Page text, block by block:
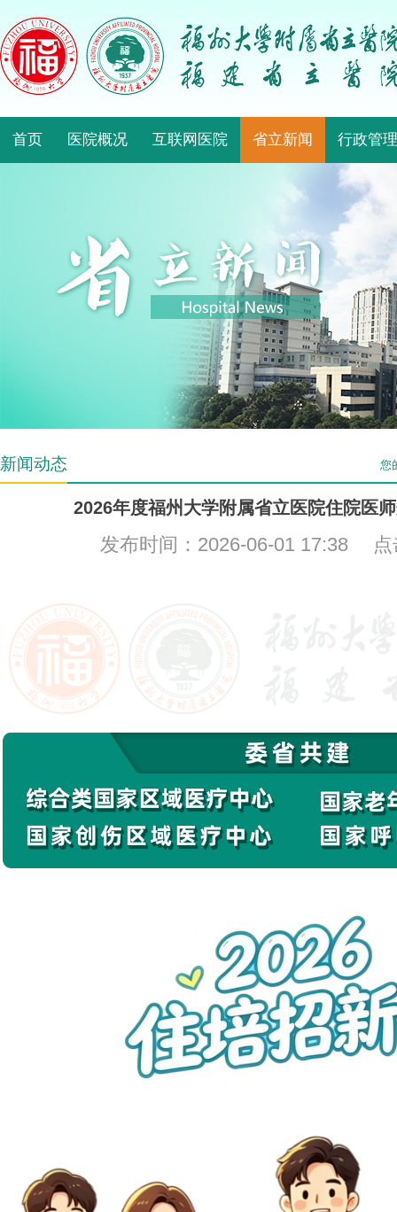
首页 医院概况 互联网医院 省立新闻 行政管理
新闻动态 您
2026年度福州大学附属省立医院住院医
发布时间：2026-06-01 17:38 点